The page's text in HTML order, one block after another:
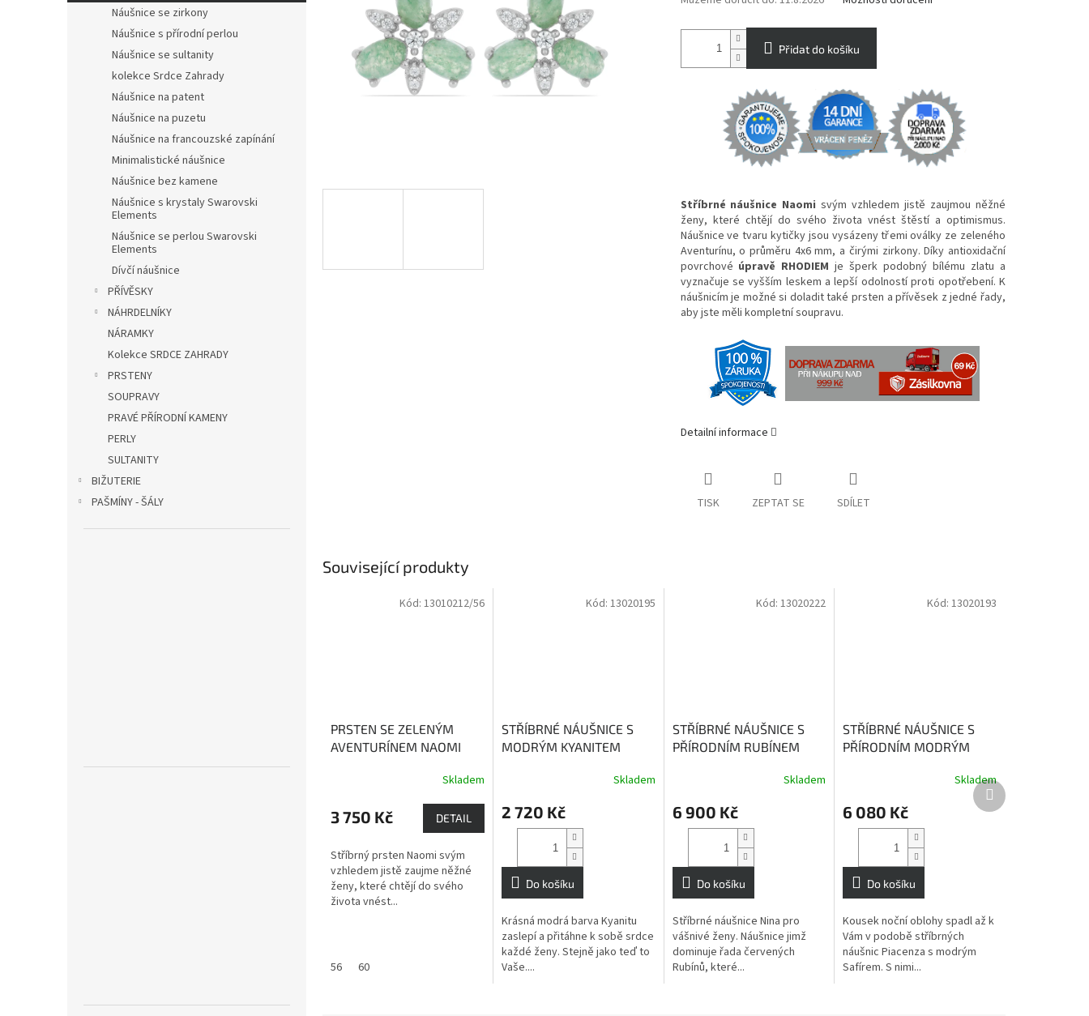
n
Náušnice se zirkony
Náušnice s přírodní perlou
Náušnice se sultanity
kolekce Srdce Zahrady
Náušnice na patent
Náušnice na puzetu
Náušnice na francouzské zapínání
Minimalistické náušnice
Náušnice bez kamene
Náušnice s krystaly Swarovski
Elements
Náušnice se perlou Swarovski
Elements
Dívčí náušnice
PŘÍVĚSKY
NÁHRDELNÍKY
NÁRAMKY
Kolekce SRDCE ZAHRADY
PRSTENY
SOUPRAVY
PRAVÉ PŘÍRODNÍ KAMENY
PERLY
SULTANITY
BIŽUTERIE
PAŠMÍNY - ŠÁLY
Přidat do košíku
Stříbrné náušnice Naomi svým vzhledem jistě zaujmou něžné
ženy, které chtějí do svého života vnést štěstí a optimismus.
Náušnice ve tvaru kytičky jsou vysázeny třemi oválky ze zeleného
Aventurínu, o průměru 4x6 mm, a čirými zirkony. Díky antioxidační
povrchové úpravě RHODIEM je šperk podobný bílému zlatu a
vyznačuje se vyšším leskem a lepší odolností proti opotřebení. K
náušnicím je možné si doladit také prsten a přívěsek z jedné řady,
aby jste měli kompletní soupravu.
Detailní informace
TISK ZEPTAT SE SDÍLET
Související produkty
PRSTEN SE ZELENÝM
AVENTURÍNEM NAOMI
Skladem
3 750 Kč DETAIL
Stříbrný prsten Naomi svým
vzhledem jistě zaujme něžné
ženy, které chtějí do svého
života vnést...
56 60
Kód: 13010212/56
STŘÍBRNÉ NÁUŠNICE S
MODRÝM KYANITEM
komunikaci a dodávajíSkladem
2 720 Kč
Do košíku
Krásná modrá barva Kyanitu
zaslepí a přitáhne k sobě srdce
každé ženy. Stejně jako teď to
Vaše....
Kód: 13020195
STŘÍBRNÉ NÁUŠNICE S
PŘÍRODNÍM RUBÍNEM
lásky, vášně a bohatství
Skladem
6 900 Kč
Do košíku
Stříbrné náušnice Nina pro
vášnivé ženy. Náušnice jimž
dominuje řada červených
Rubínů, které...
Kód:13020222
STŘÍBRNÉ NÁUŠNICE S
PŘÍRODNÍM MODRÝM
Modrý safír podporuje
produktu
hvězdiček.
Skladem
6 080 Kč
Do košíku
Kousek noční oblohy spadl až k
Vám v podobě stříbrných
náušnic Piacenza s modrým
Safírem. S nimi...
Kód: 13020193
Další
produkt